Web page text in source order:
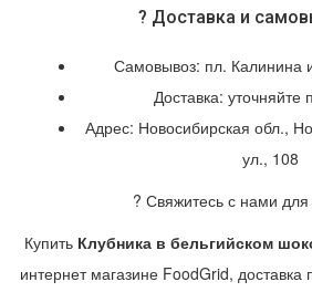
? Доставка и
Самовывоз: пл. Калинина
Доставка: уточняйте
Адрес: Новосибирская обл.,
ул., 108
? Свяжитесь с нами для
Купить Клубника в бельгийском
интернет магазине FoodGrid,